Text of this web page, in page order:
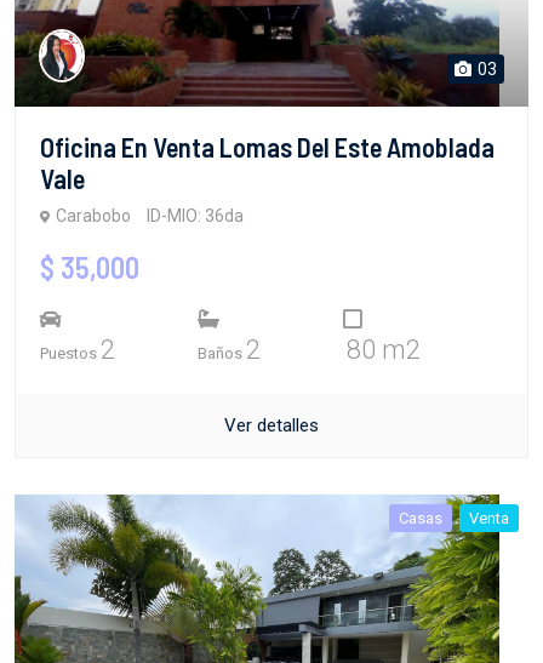
03
Oficina En Venta Lomas Del Este Amoblada
Vale
Carabobo ID-MIO: 36da
$ 35,000
Puestos 2 Baños 2 80 m2
Ver detalles
Casas Venta